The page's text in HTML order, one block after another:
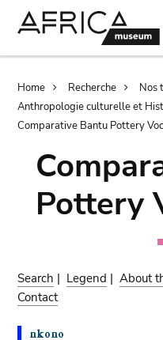
Home Recherche
Nos
Anthropologie culturelle et
Comparative Bantu Pottery
Pottery
Search | Legend |About
Contact